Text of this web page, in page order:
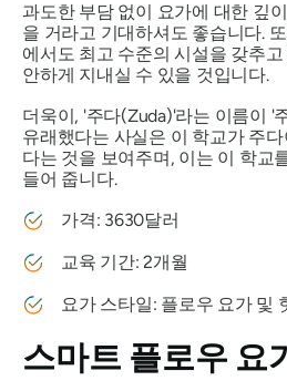
과도한 부담 없이 요가에 대한 깊
을 거라고 기대하셔도 좋습니다.
에서도 최고 수준의 시설을 갖추
안하게 지내실 수 있을 것입니다.
더욱이, '주다(Zuda)'라는 이름이 '
유래했다는 사실은 이 학교가 주
다는 것을 보여주며, 이는 이 학교
들어 줍니다.
가격: 3630달러
교육 기간: 2개월
요가 스타일: 플로우 요가 및
스마트 플로우 요